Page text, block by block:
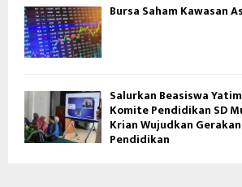
Bursa Saham Kawasan
Salurkan Beasiswa
Komite Pendidikan SD
Krian Wujudkan
Pendidikan